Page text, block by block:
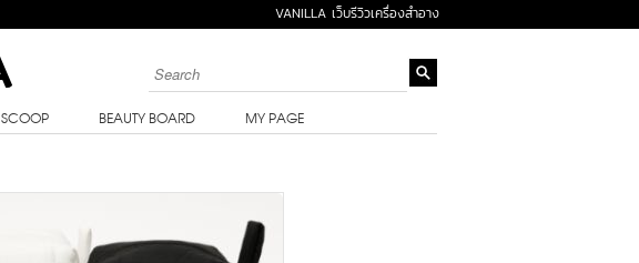
VANILLA เว็บรีวิวเครื่องสำอาง
SCOOP BEAUTY BOARD MY PAGE